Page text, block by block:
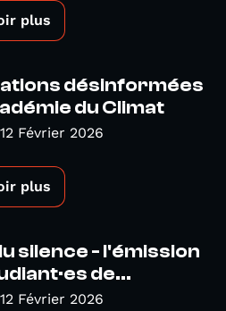
plus
désinformées
du Climat
Février 2026
plus
silence - l'émission
de...
Février 2026